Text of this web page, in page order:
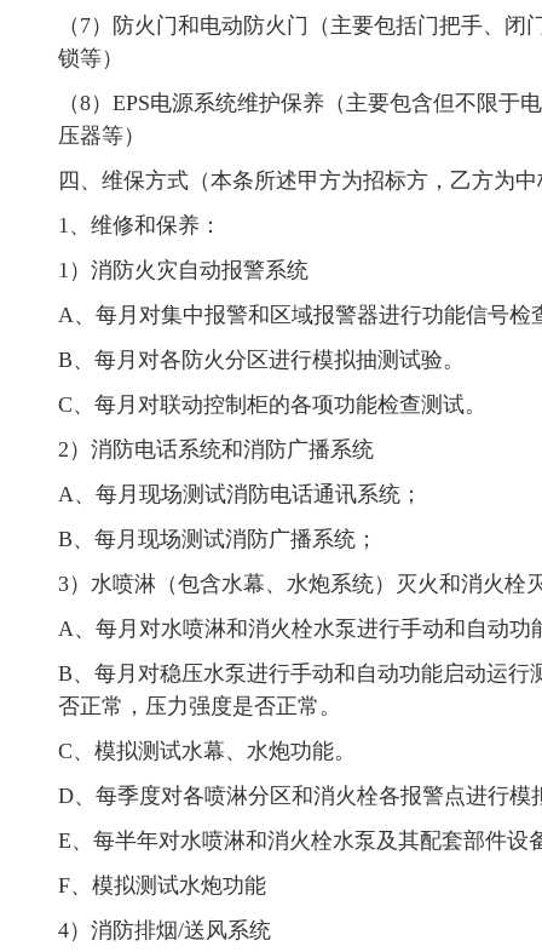
（7）防火门和电动防火门（主要包括门把手、
锁等）
（8）EPS电源系统维护保养（主要包含但不限
压器等）
四、维保方式（本条所述甲方为招标方，乙方为
1、维修和保养：
1）消防火灾自动报警系统
A、每月对集中报警和区域报警器进行功能信号检
B、每月对各防火分区进行模拟抽测试验。
C、每月对联动控制柜的各项功能检查测试。
2）消防电话系统和消防广播系统
A、每月现场测试消防电话通讯系统；
B、每月现场测试消防广播系统；
3）水喷淋（包含水幕、水炮系统）灭火和消火栓
A、每月对水喷淋和消火栓水泵进行手动和自动功
B、每月对稳压水泵进行手动和自动功能启动运
否正常，压力强度是否正常。
C、模拟测试水幕、水炮功能。
D、每季度对各喷淋分区和消火栓各报警点进行模
E、每半年对水喷淋和消火栓水泵及其配套部件设
F、模拟测试水炮功能
4）消防排烟/送风系统